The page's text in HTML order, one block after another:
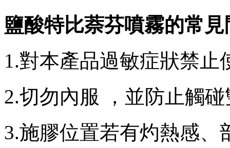
鹽酸特比萘芬噴霧的常見問
1.對本產品過敏症狀禁止使用
2.切勿內服 ，並防止觸碰雙
3.施膠位置若有灼熱感、